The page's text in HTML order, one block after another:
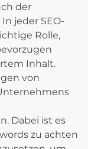
der
jeder SEO-
Rolle,
Inhalt.
von
Dabei ist es
zu achten